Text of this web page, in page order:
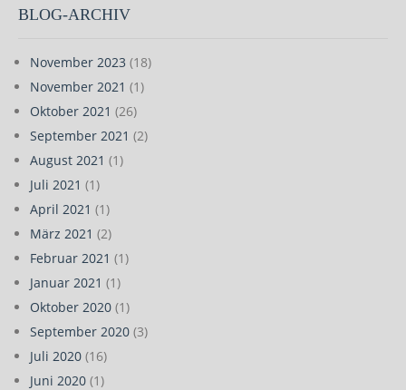
BLOG-ARCHIV
November 2023 (18)
November 2021 (1)
Oktober 2021 (26)
September 2021 (2)
August 2021 (1)
Juli 2021 (1)
April 2021 (1)
März 2021 (2)
Februar 2021 (1)
Januar 2021 (1)
Oktober 2020 (1)
September 2020 (3)
Juli 2020 (16)
Juni 2020 (1)